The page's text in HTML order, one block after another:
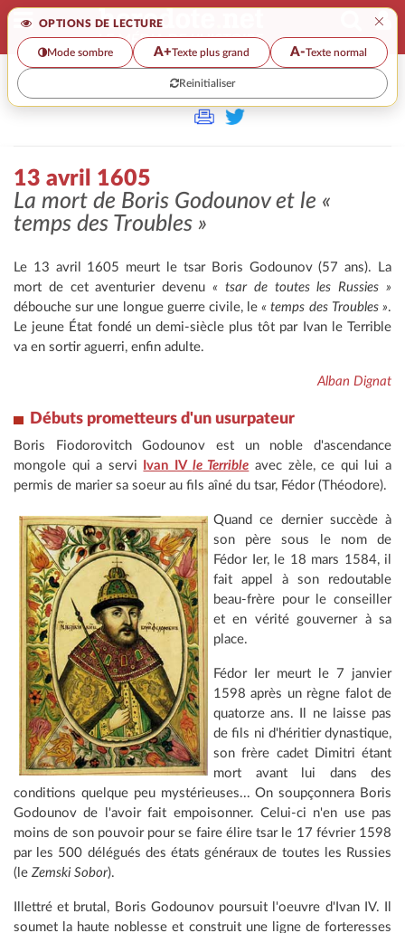
OPTIONS DE LECTURE ×
Mode sombre A+Texte plus grand A-Texte normal
Reinitialiser
>>
13 avril 1605
La mort de Boris Godounov et le «
temps des Troubles »
Le 13 avril 1605 meurt le tsar Boris Godounov (57 ans). La
mort de cet aventurier devenu« tsar de toutes les Russies »
débouche sur une longue guerre civile, le« temps des Troubles ».
Le jeune État fondé un demi-siècle plus tôt par Ivan le Terrible
va en sortir aguerri, enfin adulte.
Alban Dignat
Débuts prometteurs d'un usurpateur
Boris Fiodorovitch Godounov est un noble d'ascendance
mongole qui a servi
Ivan IV le Terrible avec zèle, ce qui lui a
permis de marier sa soeur au fils aîné du tsar, Fédor (Théodore).
Quand ce dernier succède à
son père sous le nom de
Fédor Ier, le 18 mars 1584, il
fait appel à son redoutable
beau-frère pour le conseiller
et en vérité gouverner à sa
place.
Fédor Ier meurt le 7 janvier
1598 après un règne falot de
quatorze ans. Il ne laisse pas
de fils ni d'héritier dynastique,
son frère cadet Dimitri étant
mort avant lui dans des
conditions quelque peu mystérieuses... On soupçonnera Boris
Godounov de l'avoir fait empoisonner. Celui-ci n'en use pas
moins de son pouvoir pour se faire élire tsar le 17 février 1598
par les 500 délégués des états généraux de toutes les Russies
(le Zemski Sobor).
Illettré et brutal, Boris Godounov poursuit l'oeuvre d'Ivan IV. Il
soumet la haute noblesse et construit une ligne de forteresses